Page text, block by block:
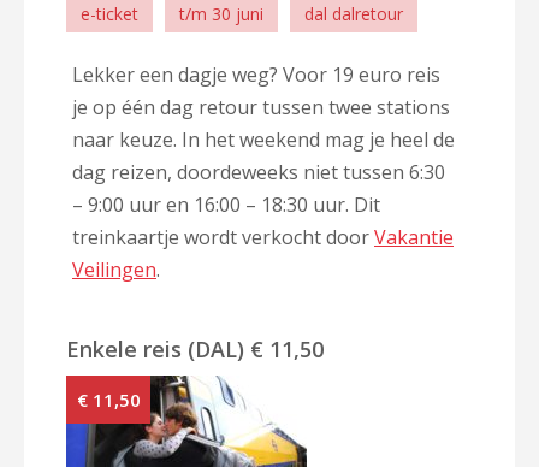
e-ticket t/m 30 juni dal dalretour
Lekker een dagje weg? Voor 19 euro reis
je op één dag retour tussen twee stations
naar keuze. In het weekend mag je heel de
dag reizen, doordeweeks niet tussen 6:30
– 9:00 uur en 16:00 – 18:30 uur. Dit
treinkaartje wordt verkocht doorVakantie
Veilingen.
Enkele reis (DAL) € 11,50
€ 11,50